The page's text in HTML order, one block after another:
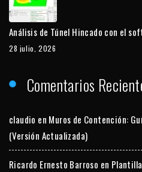
Análisis de Túnel Hincado con el
28 julio, 2026
Comentarios
claudio en Muros de Contención:
(Versión Actualizada)
Ricardo Ernesto Barroso en